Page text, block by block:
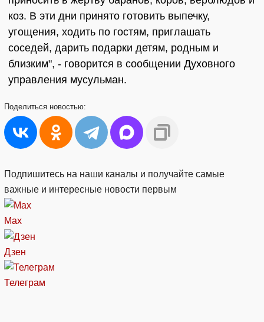
коз. В эти дни принято готовить выпечку,
угощения, ходить по гостям, приглашать
соседей, дарить подарки детям, родным и
близким", - говорится в сообщении Духовного
управления мусульман.
Поделиться новостью:
Подпишитесь на наши каналы и получайте самые
важные и интересные новости первым
Max
Дзен
Телеграм